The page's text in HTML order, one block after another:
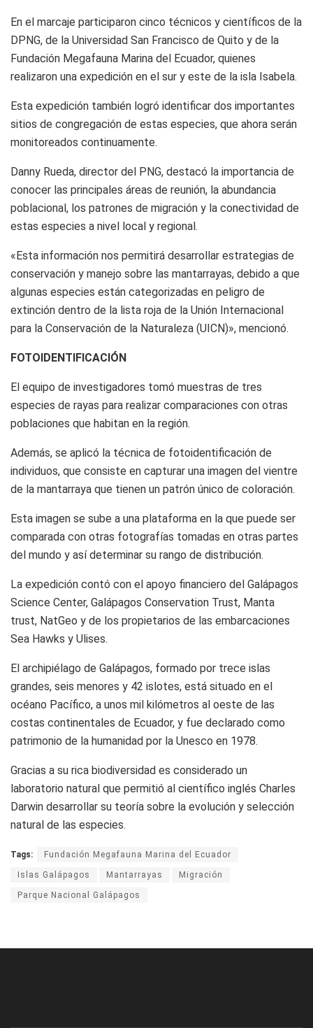
En el marcaje participaron cinco técnicos y científicos de la
DPNG, de la Universidad San Francisco de Quito y de la
Fundación Megafauna Marina del Ecuador, quienes
realizaron una expedición en el sur y este de la isla Isabela.
Esta expedición también logró identificar dos importantes
sitios de congregación de estas especies, que ahora serán
monitoreados continuamente.
Danny Rueda, director del PNG, destacó la importancia de
conocer las principales áreas de reunión, la abundancia
poblacional, los patrones de migración y la conectividad de
estas especies a nivel local y regional.
«Esta información nos permitirá desarrollar estrategias de
conservación y manejo sobre las mantarrayas, debido a que
algunas especies están categorizadas en peligro de
extinción dentro de la lista roja de la Unión Internacional
para la Conservación de la Naturaleza (UICN)», mencionó.
FOTOIDENTIFICACIÓN
El equipo de investigadores tomó muestras de tres
especies de rayas para realizar comparaciones con otras
poblaciones que habitan en la región.
Además, se aplicó la técnica de fotoidentificación de
individuos, que consiste en capturar una imagen del vientre
de la mantarraya que tienen un patrón único de coloración.
Esta imagen se sube a una plataforma en la que puede ser
comparada con otras fotografías tomadas en otras partes
del mundo y así determinar su rango de distribución.
La expedición contó con el apoyo financiero del Galápagos
Science Center, Galápagos Conservation Trust, Manta
trust, NatGeo y de los propietarios de las embarcaciones
Sea Hawks y Ulises.
El archipiélago de Galápagos, formado por trece islas
grandes, seis menores y 42 islotes, está situado en el
océano Pacífico, a unos mil kilómetros al oeste de las
costas continentales de Ecuador, y fue declarado como
patrimonio de la humanidad por la Unesco en 1978.
Gracias a su rica biodiversidad es considerado un
laboratorio natural que permitió al científico inglés Charles
Darwin desarrollar su teoría sobre la evolución y selección
natural de las especies.
Tags: Fundación Megafauna Marina del Ecuador
Islas Galápagos Mantarrayas Migración
Parque Nacional Galápagos